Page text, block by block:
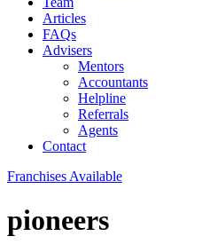
Articles
FAQs
Advisers
Mentors
Accountants
Helpline
Referrals
Agents
Contact
Franchises Available
pioneers